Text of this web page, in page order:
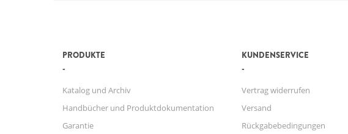
PRODUKTE
Katalog und Archiv
Handbücher und Produktdokumentation
Garantie
KUNDENSERVICE
Vertrag widerrufen
Versand
Rückgabebedingungen